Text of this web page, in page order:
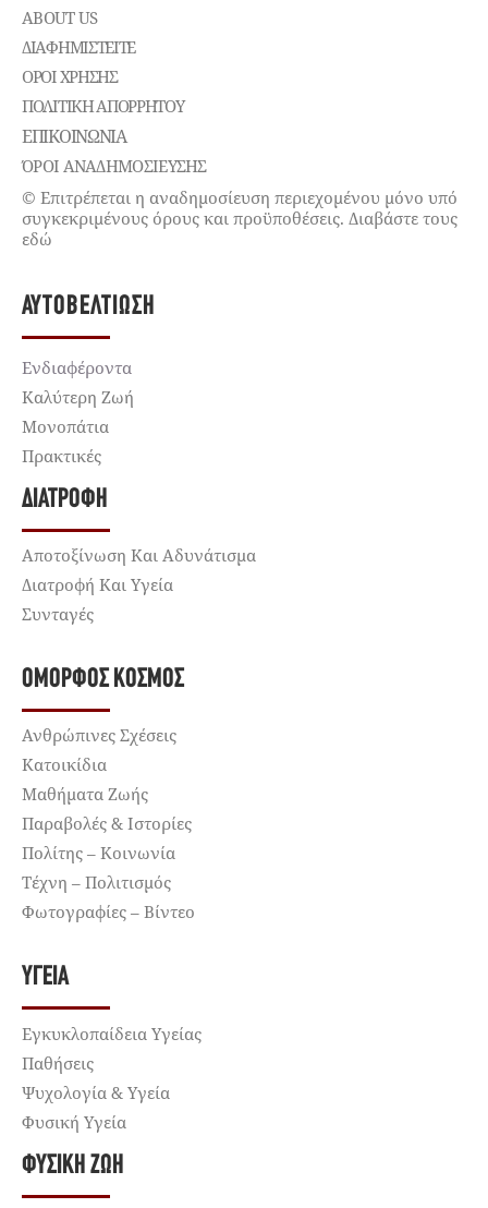
ABOUT US
ΔΙΑΦΗΜΙΣΤΕΊΤΕ
ΌΡΟΙ ΧΡΉΣΗΣ
ΠΟΛΙΤΙΚΉ ΑΠΟΡΡΉΤΟΥ
ΕΠΙΚΟΙΝΩΝΊΑ
ΌΡΟΙ ΑΝΑΔΗΜΟΣΙΕΥΣΗΣ
© Επιτρέπεται η αναδημοσίευση περιεχομένου μόνο υπό
συγκεκριμένους όρους και προϋποθέσεις. Διαβάστε τους
εδώ
ΑΥΤΟΒΕΛΤΊΩΣΗ
Ενδιαφέροντα
Καλύτερη Ζωή
Μονοπάτια
Πρακτικές
ΔΙΑΤΡΟΦΉ
Αποτοξίνωση Και Αδυνάτισμα
Διατροφή Και Υγεία
Συνταγές
ΌΜΟΡΦΟΣ ΚΌΣΜΟΣ
Ανθρώπινες Σχέσεις
Κατοικίδια
Μαθήματα Ζωής
Παραβολές & Ιστορίες
Πολίτης – Κοινωνία
Τέχνη – Πολιτισμός
Φωτογραφίες – Βίντεο
ΥΓΕΊΑ
Εγκυκλοπαίδεια Υγείας
Παθήσεις
Ψυχολογία & Υγεία
Φυσική Υγεία
ΦΥΣΙΚΉ ΖΩΉ